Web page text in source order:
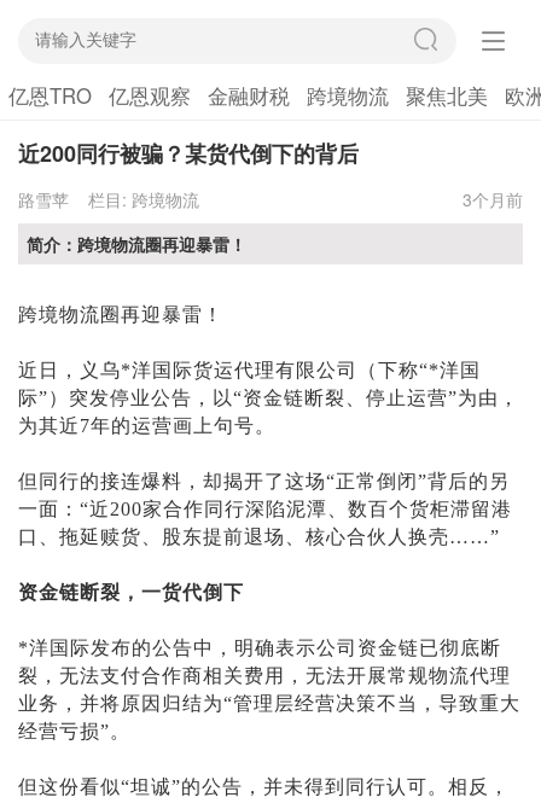
亿恩TRO 亿恩观察 金融财税 跨境物流 聚焦北美 欧
近200同行被骗？某货代倒下的背后
路雪苹 栏目: 跨境物流
3个月前
简介：跨境物流圈再迎暴雷！
跨境物流圈再迎暴雷 ！
近日，义乌*洋国际货运代理有限公司（下称“*洋国
际”）突发停业公告，以“资金链断裂、停止运营”为由，
为其近7年的运营画上句号。
但同行的接连爆料，却揭开了这场“正常倒闭”背后的 另
一面： “近200家合作同行深陷泥潭、数百个货柜滞留港
口、 拖延赎货、股东提前退场、核心合伙人换壳……”
资金链断裂，一货代倒下
*洋国际发布的公告中，明确表示公司资金链已彻底断
裂，无法支付合作商相关费用，无法开展常规物流代理
业务，并将原因归结为“管理层经营决策不当，导致重大
经营亏损”。
但这份看似“坦诚”的公告，并未得到同行认可。相反，